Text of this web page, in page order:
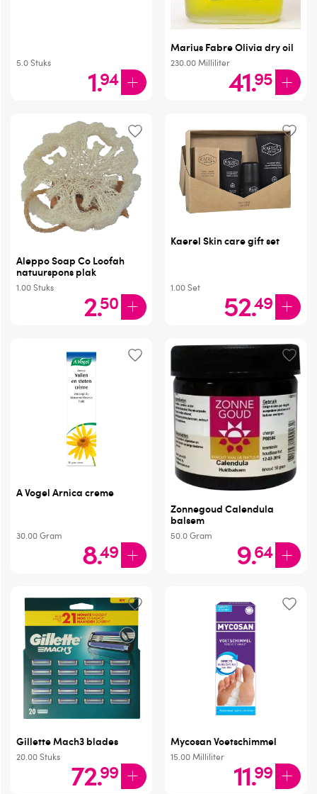
5.0Stuks 1.94
Marius Fabre Olivia dry oil
230.00 Milliliter41.95
Aleppo Soap Co Loofah
natuurspons plak
1.00Stuks 2.50
Kaerel Skin care gift set
1.00Set 52.49
A Vogel Arnica creme
30.00Gram 8.49
Zonnegoud Calendula
balsem
50.0Gram 9.64
Gillette Mach3 blades
20.00Stuks 72.99
Mycosan Voetschimmel
15.00 Milliliter 11.99